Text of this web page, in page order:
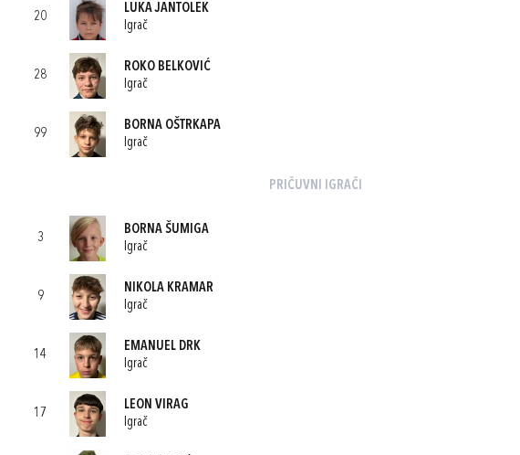
20
LUKA JANTOLEK
Igrač
28
ROKO BELKOVIĆ
Igrač
99
BORNA OŠTRKAPA
Igrač
PRIČUVNI IGRAČI
3
BORNA ŠUMIGA
Igrač
9
NIKOLA KRAMAR
Igrač
14
EMANUEL DRK
Igrač
17
LEON VIRAG
Igrač